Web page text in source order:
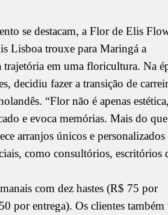
se destacam, a Flor de Elis
Lisboa trouxe para Maringá a
em uma floricultura. Na
decidiu fazer a transição de
“Flor não é apenas
e evoca memórias. Mais do
arranjos únicos e personalizados
como consultórios, escritórios
com dez hastes (R$ 75 por
por entrega). Os clientes também